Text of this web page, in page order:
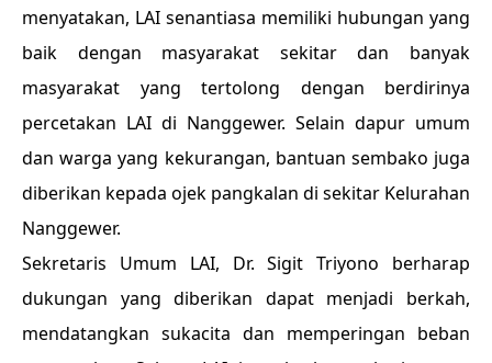
menyatakan, LAI senantiasa memiliki hubungan yang
baik dengan masyarakat sekitar dan banyak
masyarakat yang tertolong dengan berdirinya
percetakan LAI di Nanggewer. Selain dapur umum
dan warga yang kekurangan, bantuan sembako juga
diberikan kepada ojek pangkalan di sekitar Kelurahan
Nanggewer.
Sekretaris Umum LAI, Dr. Sigit Triyono berharap
dukungan yang diberikan dapat menjadi berkah,
mendatangkan sukacita dan memperingan beban